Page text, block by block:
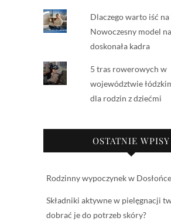
Dlaczego warto iść na
Nowoczesny model
doskonała kadra
5 tras rowerowych w
województwie
dla rodzin z dziećmi
OSTATNIE WPISY
Rodzinny wypoczynek w
Składniki aktywne w pielęgnacji
dobrać je do potrzeb skóry?